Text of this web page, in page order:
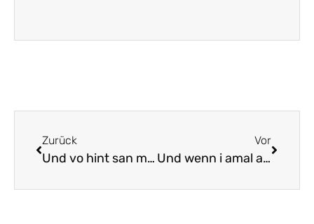
Zurück
Und vo hint san ma füra
Vor
Und wenn i amal auf Reisen geh